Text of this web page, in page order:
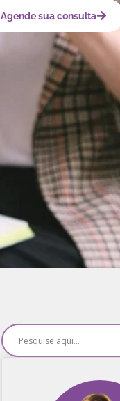
Agende sua consulta